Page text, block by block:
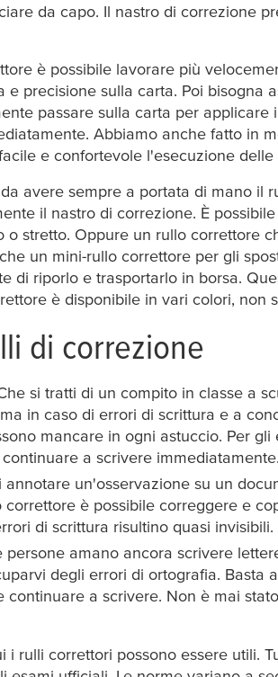
da capo. Il nastro di correzione
è possibile lavorare più
precisione sulla carta. Poi bisogna
passare sulla carta per
Abbiamo anche fatto in
e confortevole l'esecuzione delle
avere sempre a portata di mano il
il nastro di correzione. È
stretto. Oppure un rullo correttore
un mini-rullo correttore per gli
di riporlo e trasportarlo in borsa.
è disponibile in vari colori, non
di correzione
si tratti di un compito in classe a
in caso di errori di scrittura e a
mancare in ogni astuccio. Per
a scrivere immediatamente.
annotare un'osservazione su un
è possibile correggere e
di scrittura risultino quasi invisibili.
persone amano ancora scrivere
degli errori di ortografia. Basta
a scrivere. Non è mai
rulli correttori possono essere utili.